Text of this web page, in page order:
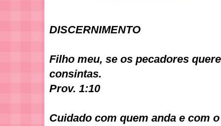
DISCERNIMENTO
Filho meu, se os pecadores
consintas.
Prov. 1:10
Cuidado com quem anda e com